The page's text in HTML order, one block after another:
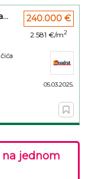
240.000 €
2.581 €/m2
05.03.2025.
na jednom